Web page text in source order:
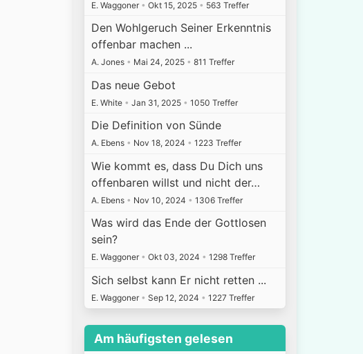
E. Waggoner • Okt 15, 2025 • 563 Treffer
Den Wohlgeruch Seiner Erkenntnis
offenbar machen ...
A. Jones • Mai 24, 2025 • 811 Treffer
Das neue Gebot
E. White • Jan 31, 2025 • 1050 Treffer
Die Definition von Sünde
A. Ebens • Nov 18, 2024 • 1223 Treffer
Wie kommt es, dass Du Dich uns
offenbaren willst und nicht der…
A. Ebens • Nov 10, 2024 • 1306 Treffer
Was wird das Ende der Gottlosen
sein?
E. Waggoner • Okt 03, 2024 • 1298 Treffer
Sich selbst kann Er nicht retten ...
E. Waggoner • Sep 12, 2024 • 1227 Treffer
Am häufigsten gelesen